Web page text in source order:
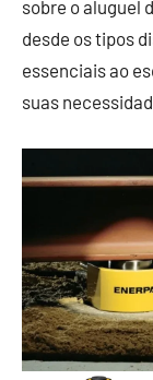
sobre o aluguel
desde os tipos
essenciais ao
suas